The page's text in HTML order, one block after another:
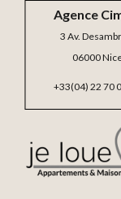
Agence
3 Av.
06000
+33(04) 22 70